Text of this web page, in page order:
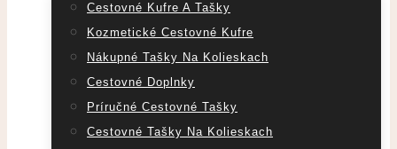
Cestovné Kufre A Tašky
Kozmetické Cestovné Kufre
Nákupné Tašky Na Kolieskach
Cestovné Doplnky
Príručné Cestovné Tašky
Cestovné Tašky Na Kolieskach